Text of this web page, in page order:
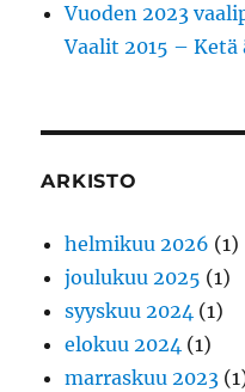
Vuoden 2023
Vaalit 2015 – Ketä
ARKISTO
helmikuu 2026 (1)
joulukuu 2025 (1)
syyskuu 2024 (1)
elokuu 2024 (1)
marraskuu 2023